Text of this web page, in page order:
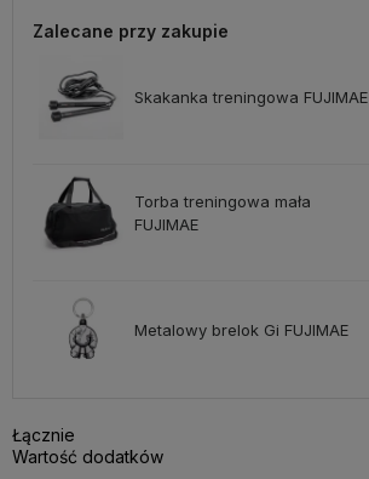
Zalecane przy zakupie
Skakanka treningowa FUJIMAE
Torba treningowa mała
FUJIMAE
Metalowy brelok Gi FUJIMAE
Łącznie
Wartość dodatków